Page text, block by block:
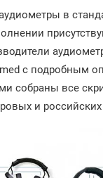
в
с подробным
собраны все
и